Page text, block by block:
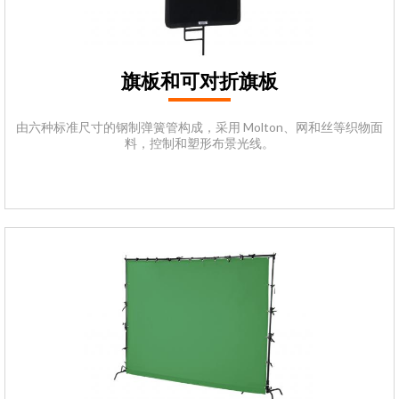
旗板和可对折旗板
由六种标准尺寸的钢制弹簧管构成，采用 Molton、网和丝等织物面
料，控制和塑形布景光线。